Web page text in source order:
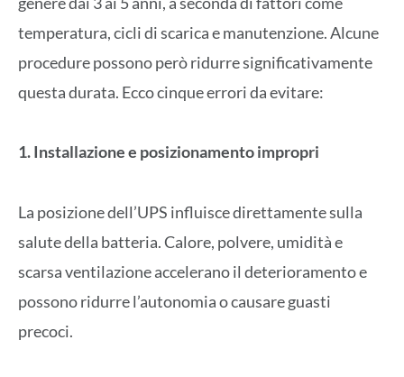
temperatura, cicli di scarica e manutenzione. Alcune
procedure possono però ridurre significativamente
questa durata. Ecco cinque errori da evitare:
1. Installazione e posizionamento impropri
La posizione dell’UPS influisce direttamente sulla
salute della batteria. Calore, polvere, umidità e
scarsa ventilazione accelerano il deterioramento e
possono ridurre l’autonomia o causare guasti
precoci.